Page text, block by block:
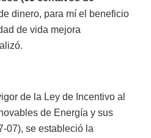
dinero, para mí el beneficio
de vida mejora
de la Ley de Incentivo al
de Energía y sus
07), se estableció la